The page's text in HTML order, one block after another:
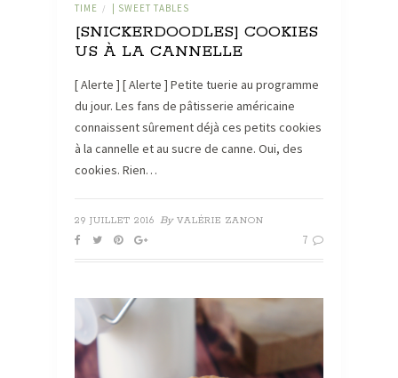
TIME / | SWEET TABLES
[SNICKERDOODLES] COOKIES
US À LA CANNELLE
[ Alerte ] [ Alerte ] Petite tuerie au programme
du jour. Les fans de pâtisserie américaine
connaissent sûrement déjà ces petits cookies
à la cannelle et au sucre de canne. Oui, des
cookies. Rien…
29 JUILLET 2016 By VALÉRIE ZANON
7